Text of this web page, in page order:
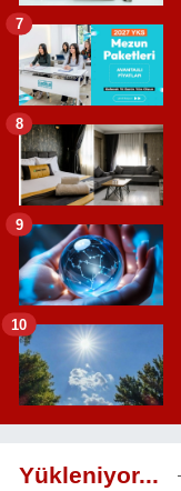
7
8
9
10
Yükleniyor...